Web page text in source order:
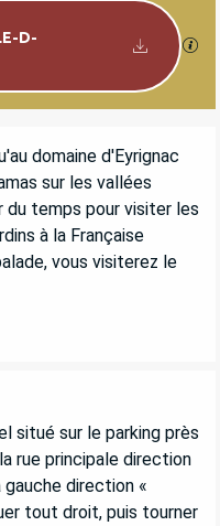
D-
domaine d'Eyrignac
sur les vallées
du temps pour visiter les
à la Française
vous visiterez le
situé sur le parking près
rue principale direction
gauche direction «
tout droit, puis tourner